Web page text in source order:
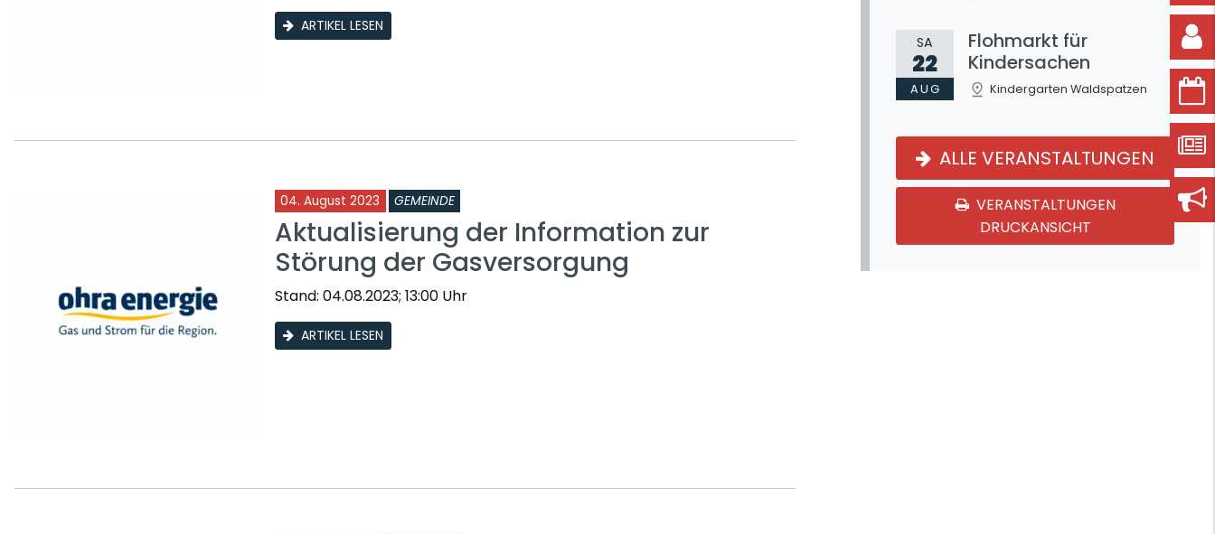
ARTIKEL LESEN
04. August 2023 GEMEINDE
Aktualisierung der Information zur
Störung der Gasversorgung
Stand: 04.08.2023; 13:00 Uhr
ARTIKEL LESEN
SA
22
AUG
Flohmarkt für
Kindersachen
Kindergarten Waldspatzen
ALLE VERANSTALTUNGEN
VERANSTALTUNGEN
DRUCKANSICHT